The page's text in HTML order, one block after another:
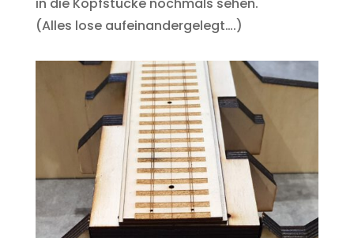
(Alles lose aufeinandergelegt….)